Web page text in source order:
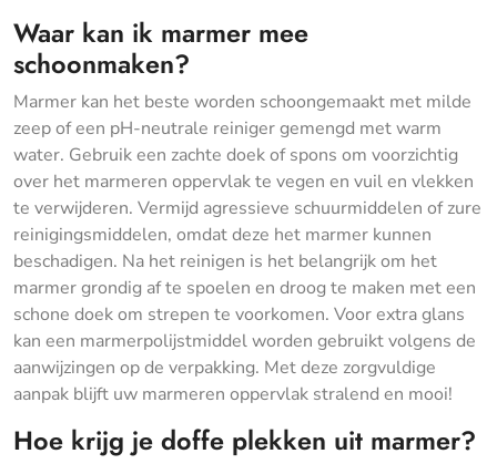
Waar kan ik marmer mee
schoonmaken?
Marmer kan het beste worden schoongemaakt met milde
zeep of een pH-neutrale reiniger gemengd met warm
water. Gebruik een zachte doek of spons om voorzichtig
over het marmeren oppervlak te vegen en vuil en vlekken
te verwijderen. Vermijd agressieve schuurmiddelen of zure
reinigingsmiddelen, omdat deze het marmer kunnen
beschadigen. Na het reinigen is het belangrijk om het
marmer grondig af te spoelen en droog te maken met een
schone doek om strepen te voorkomen. Voor extra glans
kan een marmerpolijstmiddel worden gebruikt volgens de
aanwijzingen op de verpakking. Met deze zorgvuldige
aanpak blijft uw marmeren oppervlak stralend en mooi!
Hoe krijg je doffe plekken uit marmer?